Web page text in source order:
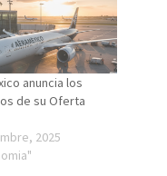
anuncia los
de su Oferta
2025